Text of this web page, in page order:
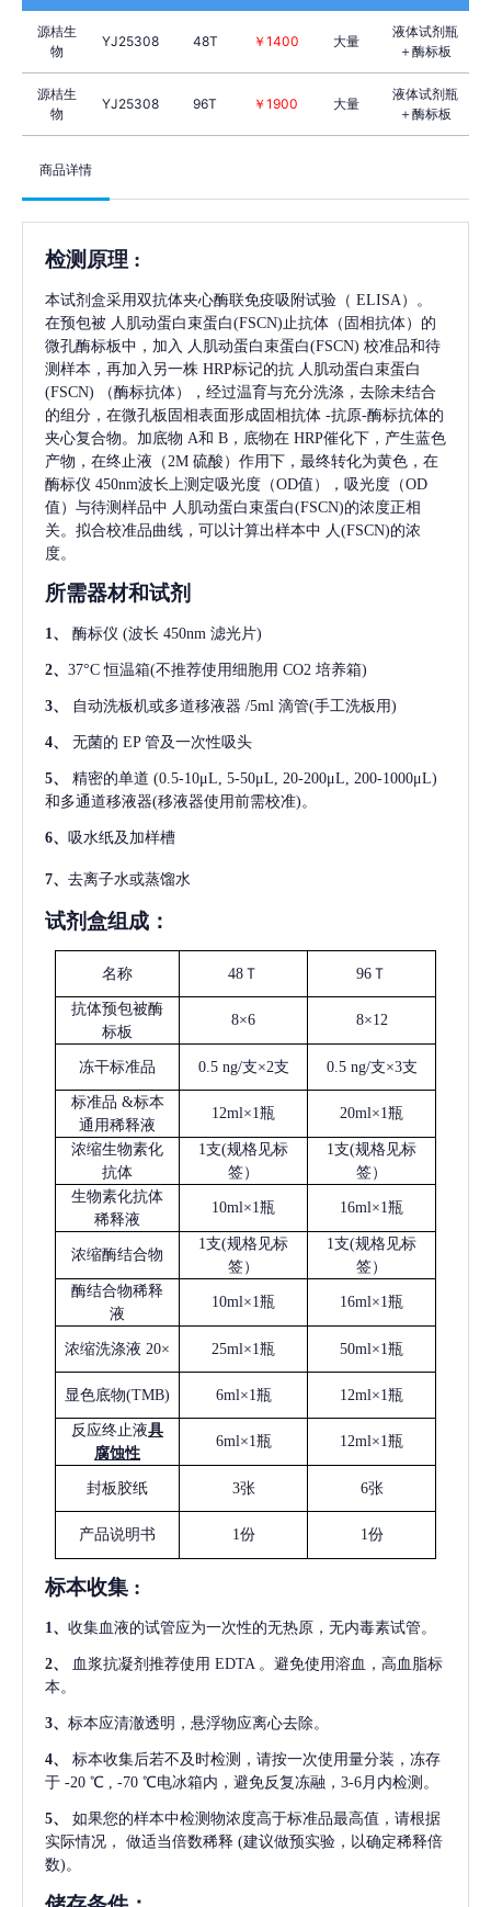
源桔生
物
YJ25308 48T ￥1400 大量
液体试剂瓶
＋酶标板
源桔生
物
YJ25308 96T ￥1900 大量
液体试剂瓶
＋酶标板
商品详情
检测原理 :
本试剂盒采用双抗体夹心酶联免疫吸附试验（ ELISA）。
在预包被 人肌动蛋白束蛋白(FSCN)止抗体（固相抗体）的
微孔酶标板中，加入 人肌动蛋白束蛋白(FSCN) 校准品和待
测样本，再加入另一株 HRP标记的抗 人肌动蛋白束蛋白
(FSCN)
（酶标抗体），经过温育与充分洗涤，去除未结合
的组分，在微孔板固相表面形成固相抗体 -抗原-酶标抗体的
夹心复合物。加底物 A和 B，底物在 HRP催化下，产生蓝色
产物，在终止液（2M 硫酸）作用下，最终转化为黄色，在
酶标仪 450nm波长上测定吸光度（OD值），吸光度（OD
值）与待测样品中 人肌动蛋白束蛋白(FSCN)的浓度正相
关。拟合校准品曲线，可以计算出样本中 人(FSCN)的浓
度。
所需器材和试剂
1、 酶标仪 (波长 450nm 滤光片)
2、 37°C 恒温箱(不推荐使用细胞用 CO2 培养箱)
3、 自动洗板机或多道移液器 /5ml 滴管(手工洗板用)
4、 无菌的 EP 管及一次性吸头
5、 精密的单道 (0.5-10μL, 5-50μL, 20-200μL, 200-1000μL)
和多通道移液器(移液器使用前需校准)。
6、 吸水纸及加样槽
7、 去离子水或蒸馏水
试剂盒组成：
名称 48Ｔ 96Ｔ
抗体预包被酶
标板
8×6 8×12
冻干标准品 0.5 ng/支×2支 0.5 ng/支×3支
标准品 &标本
通用稀释液
12ml×1瓶 20ml×1瓶
浓缩生物素化
抗体
1支(规格见标
签）
1支(规格见标
签）
生物素化抗体
稀释液
10ml×1瓶 16ml×1瓶
浓缩酶结合物
1支(规格见标
签）
1支(规格见标
签）
酶结合物稀释
液
10ml×1瓶 16ml×1瓶
浓缩洗涤液 20× 25ml×1瓶 50ml×1瓶
显色底物(TMB) 6ml×1瓶 12ml×1瓶
反应终止液具
腐蚀性
6ml×1瓶 12ml×1瓶
封板胶纸 3张 6张
产品说明书 1份 1份
标本收集 :
1、 收集血液的试管应为一次性的无热原，无内毒素试管。
2、 血浆抗凝剂推荐使用 EDTA 。避免使用溶血，高血脂标
本。
3、 标本应清澈透明，悬浮物应离心去除。
4、
标本收集后若不及时检测，请按一次使用量分装，冻存
于 -20 ℃ , -70 ℃电冰箱内，避免反复冻融，3-6月内检测。
5、
如果您的样本中检测物浓度高于标准品最高值，请根据
实际情况，
做适当倍数稀释 (建议做预实验，以确定稀释倍
数)。